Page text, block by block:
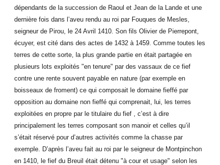
dépendants de la succession de Raoul et Jean de la Lande et une
dernière fois dans l’aveu rendu au roi par Fouques de Mesles,
seigneur de Pirou, le 24 Avril 1410. Son fils Olivier de Pierrepont,
écuyer, est cité dans des actes de 1432 à 1459. Comme toutes les
terres de cette sorte, la plus grande partie en était partagée en
plusieurs lots exploités "en tenure" par des vassaux de ce fief
contre une rente souvent payable en nature (par exemple en
boisseaux de froment) ce qui composait le domaine fieffé par
opposition au domaine non fieffé qui comprenait, lui, les terres
exploitées en propre par le titulaire du fief , c’est à dire
principalement les terres composant son manoir et celles qu’il
s’était réservé pour d’autres activités comme la chasse par
exemple. D’après l’aveu fait au roi par le seigneur de Montpinchon
en 1410, le fief du Breuil était détenu "à cour et usage" selon les